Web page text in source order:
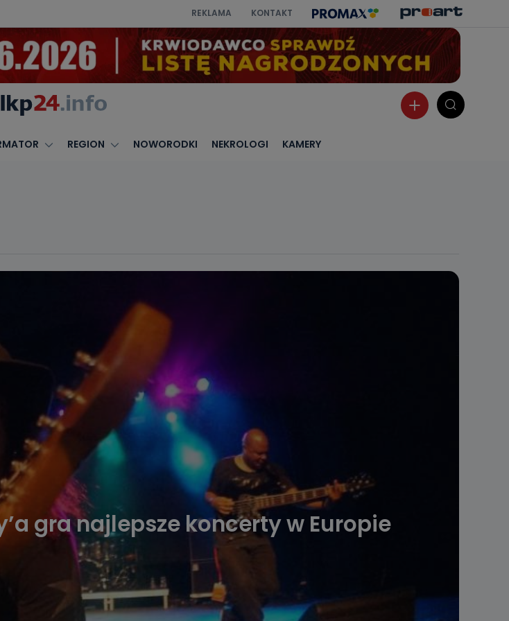
REKLAMA KONTAKT
REGION NOWORODKI NEKROLOGI KAMERY
gra najlepsze koncerty w Europie